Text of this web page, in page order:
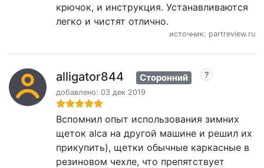
крючок, и инструкция. Устанавливаются
легко и чистят отлично.
источник: partreview.ru
alligator844 Сторонний
добавлено: 03 дек 2019
Вспомнил опыт использования зимних
щеток alca на другой машине и решил их
прикупить), щетки обычные каркасные в
резиновом чехле, что препятствует